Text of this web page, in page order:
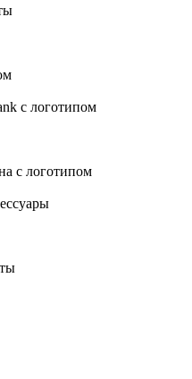
с логотипом
с логотипом